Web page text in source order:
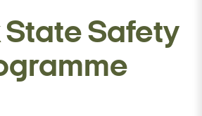
State Safety